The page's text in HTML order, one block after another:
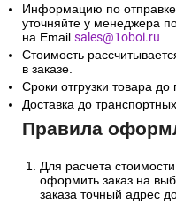
Информацию по отправке
уточняйте у менеджера
на Email sales@1oboi.ru
Стоимость
в заказе.
Сроки отгрузки товара
Доставка до
Правила
Для расчета
оформить заказ на
заказа точный адрес